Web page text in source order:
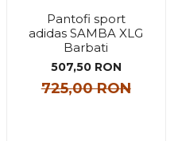
Pantofi sport
adidas SAMBA XLG
Barbati
507,50 RON
725,00 RON